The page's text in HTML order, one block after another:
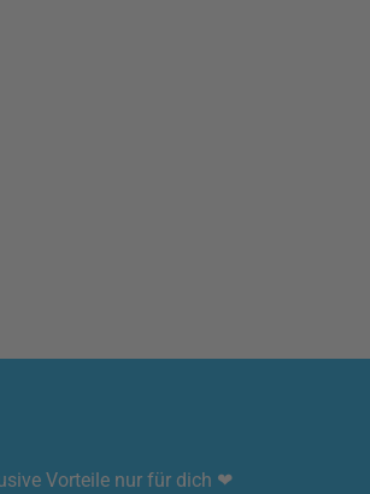
Vorteile nur für dich ❤